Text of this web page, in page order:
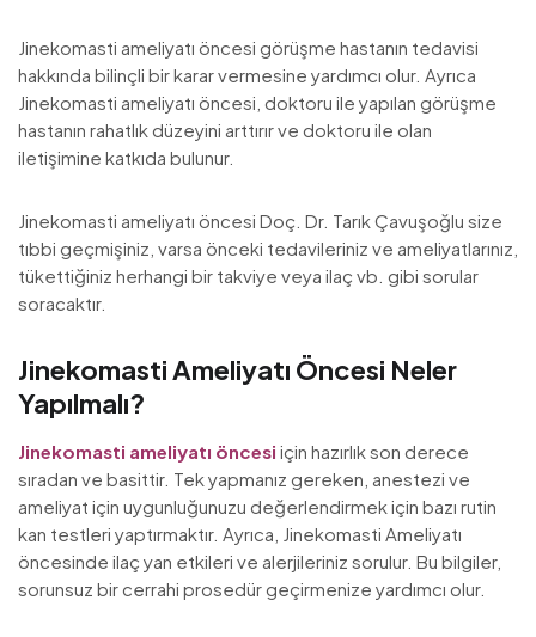
Jinekomasti ameliyatı öncesi görüşme hastanın tedavisi
hakkında bilinçli bir karar vermesine yardımcı olur. Ayrıca
Jinekomasti ameliyatı öncesi, doktoru ile yapılan görüşme
hastanın rahatlık düzeyini arttırır ve doktoru ile olan
iletişimine katkıda bulunur.
Jinekomasti ameliyatı öncesi Doç. Dr. Tarık Çavuşoğlu size
tıbbi geçmişiniz, varsa önceki tedavileriniz ve ameliyatlarınız,
tükettiğiniz herhangi bir takviye veya ilaç vb. gibi sorular
soracaktır.
Jinekomasti Ameliyatı Öncesi Neler
Yapılmalı?
Jinekomasti ameliyatı öncesi için hazırlık son derece
sıradan ve basittir. Tek yapmanız gereken, anestezi ve
ameliyat için uygunluğunuzu değerlendirmek için bazı rutin
kan testleri yaptırmaktır. Ayrıca, Jinekomasti Ameliyatı
öncesinde ilaç yan etkileri ve alerjileriniz sorulur. Bu bilgiler,
sorunsuz bir cerrahi prosedür geçirmenize yardımcı olur.